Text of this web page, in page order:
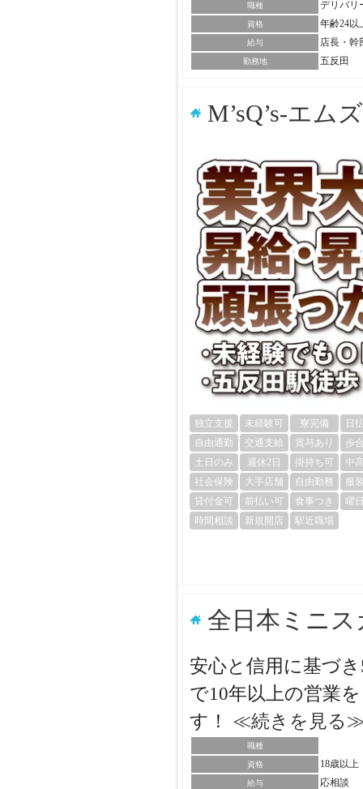
職種 デリバリ
資格 年齢24以
給与 店長・幹
勤務地 五反田
M’sQ’s-エム
独立支援 未経験可 寮完備
日
自由通勤
交通支給 賞与あり
歩
土日のみ
週休2日 掛持ち可
中
社会保険
大手店舗 自由勤務
服
貸付金可
前払い可 食事つき
曜
時間相談
新規開店 駅近職場
全日本ミニス
安心と信用に基づ
で10年以上の営業
す！ ≪続きを見る
職種
資格 18歳以上
給与 応相談